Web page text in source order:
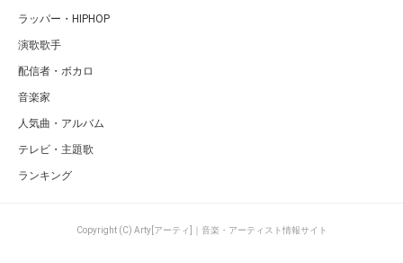
ラッパー・HIPHOP
演歌歌手
配信者・ボカロ
音楽家
人気曲・アルバム
テレビ・主題歌
ランキング
Copyright (C) Arty[アーティ]｜音楽・アーティスト情報サイト